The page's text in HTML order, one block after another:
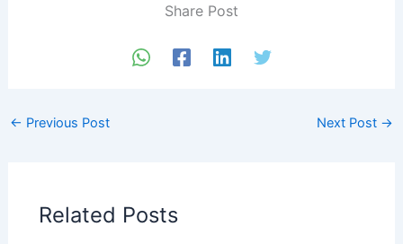
Share Post
← Previous Post Next Post →
Related Posts